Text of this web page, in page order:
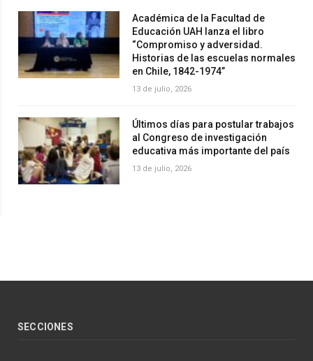
Académica de la Facultad de
Educación UAH lanza el libro
“Compromiso y adversidad.
Historias de las escuelas normales
en Chile, 1842-1974”
13 de julio, 2026
Últimos días para postular trabajos
al Congreso de investigación
educativa más importante del país
13 de julio, 2026
SECCIONES